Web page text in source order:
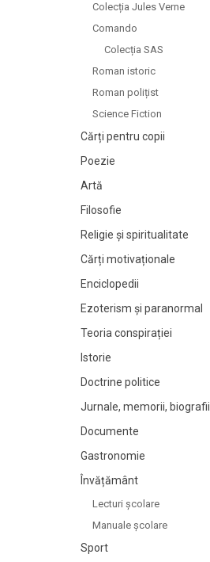
Colecția Jules Verne
Comando
Colecția SAS
Roman istoric
Roman polițist
Science Fiction
Cărți pentru copii
Poezie
Artă
Filosofie
Religie și spiritualitate
Cărți motivaționale
Enciclopedii
Ezoterism și paranormal
Teoria conspirației
Istorie
Doctrine politice
Jurnale, memorii, biografii
Documente
Gastronomie
Învățământ
Lecturi şcolare
Manuale şcolare
Sport